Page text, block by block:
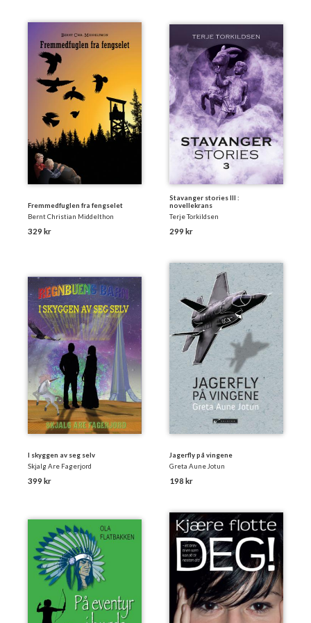
Fremmedfuglen fra fengselet
Bernt Christian Middelthon
329 kr
Stavanger stories III :
novellekrans
Terje Torkildsen
299 kr
I skyggen av seg selv
Skjalg Are Fagerjord
399 kr
Jagerfly på vingene
Greta Aune Jotun
198 kr